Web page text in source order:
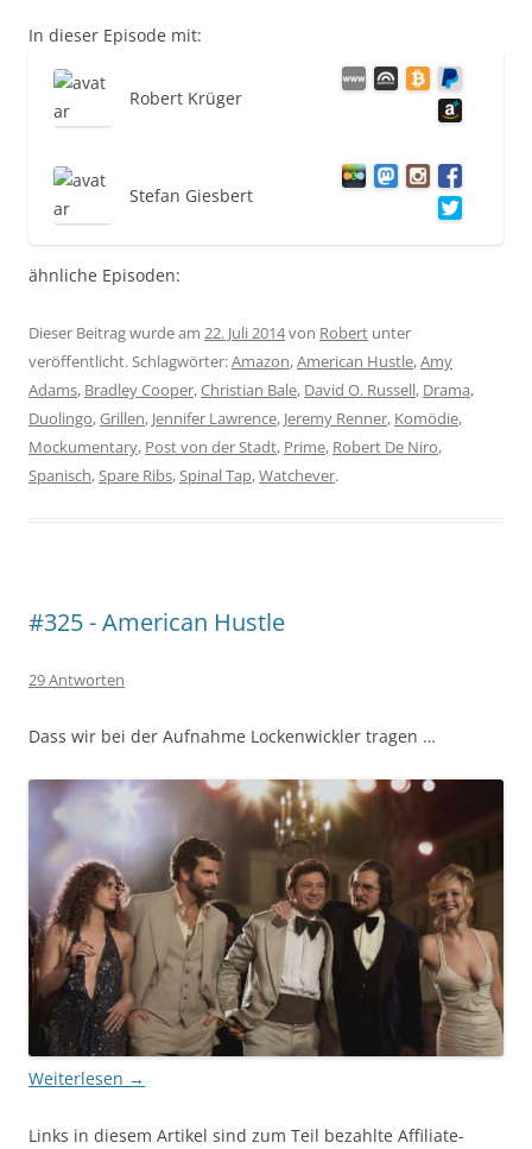
In dieser Episode mit:
Robert Krüger
Stefan Giesbert
ähnliche Episoden:
Dieser Beitrag wurde am 22. Juli 2014von Robert unter
veröffentlicht. Schlagwörter:Amazon,American Hustle,Amy
Adams, Bradley Cooper,Christian Bale, David O. Russell, Drama,
Duolingo,Grillen, Jennifer Lawrence, Jeremy Renner, Komödie,
Mockumentary, Post von der Stadt, Prime, Robert De Niro,
Spanisch,Spare Ribs,Spinal Tap,Watchever.
#325 - American Hustle
29 Antworten
Dass wir bei der Aufnahme Lockenwickler tragen …
Weiterlesen →
Links in diesem Artikel sind zum Teil bezahlte Affiliate-